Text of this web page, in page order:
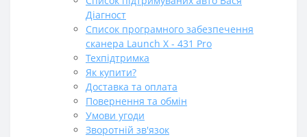
Діагност
Список програмного забезпечення
сканера Launch X - 431 Pro
Техпідтримка
Як купити?
Доставка та оплата
Повернення та обмін
Умови угоди
Зворотній зв'язок